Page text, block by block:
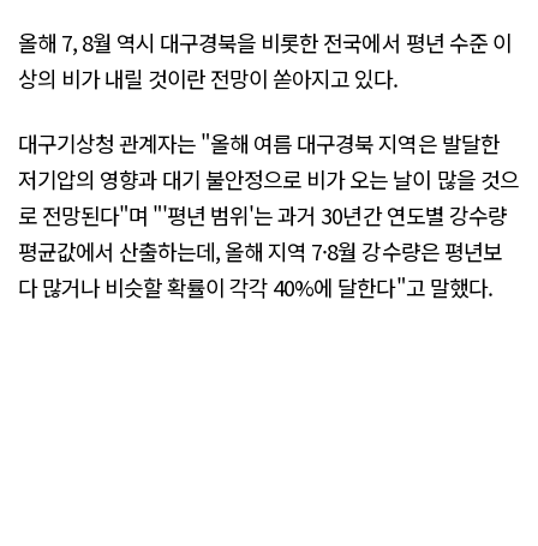
올해 7, 8월 역시 대구경북을 비롯한 전국에서 평년 수준 이
상의 비가 내릴 것이란 전망이 쏟아지고 있다.
대구기상청 관계자는 "올해 여름 대구경북 지역은 발달한
저기압의 영향과 대기 불안정으로 비가 오는 날이 많을 것으
로 전망된다"며 "'평년 범위'는 과거 30년간 연도별 강수량
평균값에서 산출하는데, 올해 지역 7·8월 강수량은 평년보
다 많거나 비슷할 확률이 각각 40%에 달한다"고 말했다.